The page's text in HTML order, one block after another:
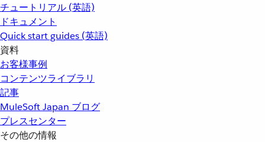
チュートリアル (英語)
ドキュメント
Quick start guides (英語)
資料
お客様事例
コンテンツライブラリ
記事
MuleSoft Japan ブログ
プレスセンター
その他の情報